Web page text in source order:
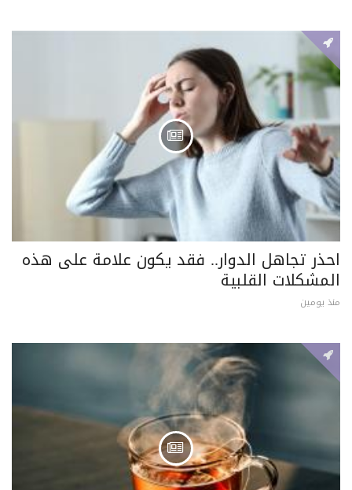
احذر تجاهل الدوار.. فقد يكون علامة على هذه
المشكلات القلبية
منذ يومين